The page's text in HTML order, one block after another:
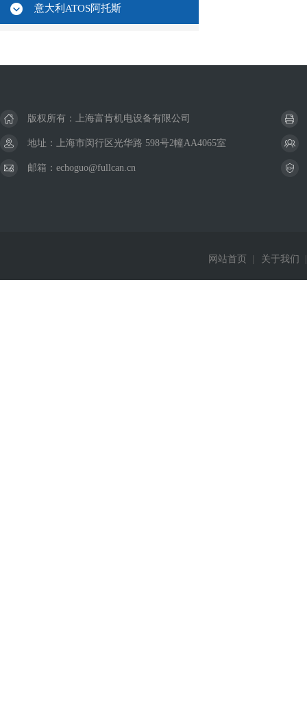
意大利ATOS阿托斯
版权所有：上海富肯机电设备有限公司
地址：上海市闵行区光华路 598号2幢AA4065室
邮箱：echoguo@fullcan.cn
网站首页 关于我们